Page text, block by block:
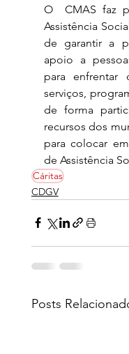
O  CMAS faz
Assistência
de garantir a
apoio a
para
serviços,
de forma
recursos dos
para colocar
de Assistência
Cáritas
CDGV
Posts